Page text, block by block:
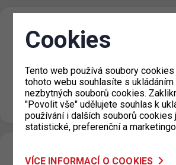
Ukončení bezplatného
elektromobily v zónách
01. 12. 2025
Od 1. 1. 2026 končí bezplatné
registrační značkou ze série EL
zejména tzv. hybridů), parkování…
P+R CHODOV snížení počtu
Cookies
Tento web používá soubory
tohoto webu souhlasíte s ukládáním
nezbytných souborů cookies.
"Povolit vše" udělujete souhlas k
používání i dalších souborů cookies
statistické, preferenční a
VÍCE INFORMACÍ O COOKIES